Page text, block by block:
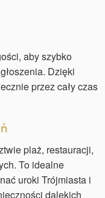
aby szybko
Dzięki
przez cały czas
plaż, restauracji,
To idealne
uroki Trójmiasta i
dalekich